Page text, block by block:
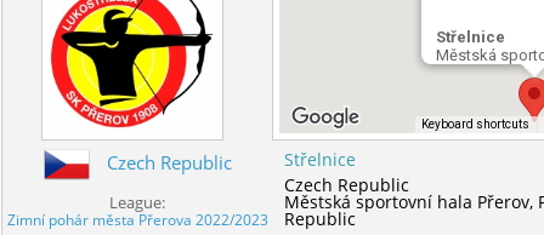
Střelnice
Městská
Keyboard shortcuts
Czech Republic
League:
Zimní pohár města Přerova 2022/2023
Střelnice
Czech Republic
Městská sportovní hala Přerov,
Republic